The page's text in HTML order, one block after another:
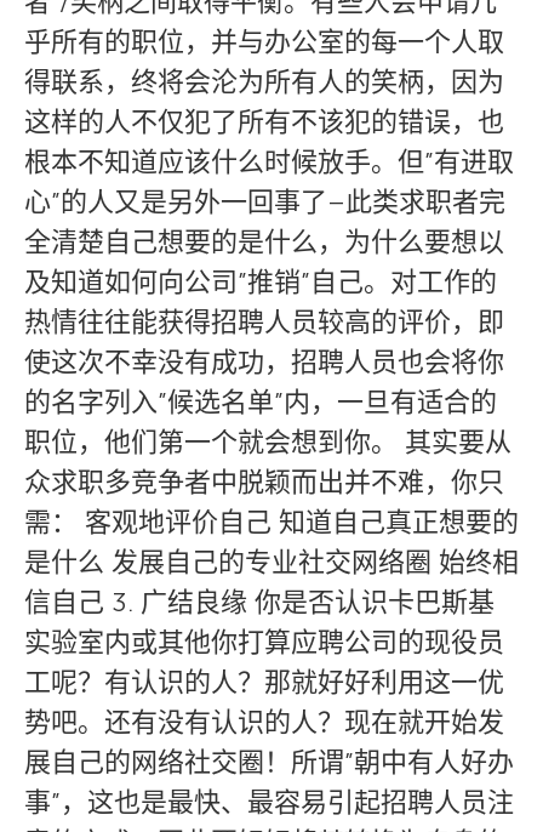
乎所有的职位，并与办公室的每一个人取
得联系，终将会沦为所有人的笑柄，因为
这样的人不仅犯了所有不该犯的错误，也
根本不知道应该什么时候放手。但”有进取
心”的人又是另外一回事了–此类求职者完
全清楚自己想要的是什么，为什么要想以
及知道如何向公司”推销”自己。对工作的
热情往往能获得招聘人员较高的评价，即
使这次不幸没有成功，招聘人员也会将你
的名字列入”候选名单”内，一旦有适合的
职位，他们第一个就会想到你。 其实要从
众求职多竞争者中脱颖而出并不难，你只
需： 客观地评价自己 知道自己真正想要的
是什么 发展自己的专业社交网络圈 始终相
信自己 3. 广结良缘 你是否认识卡巴斯基
实验室内或其他你打算应聘公司的现役员
工呢？有认识的人？那就好好利用这一优
势吧。还有没有认识的人？现在就开始发
展自己的网络社交圈！所谓”朝中有人好办
事”，这也是最快、最容易引起招聘人员注